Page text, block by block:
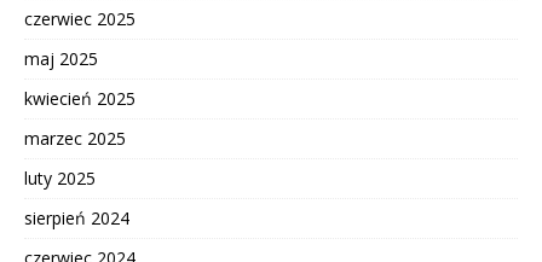
czerwiec 2025
maj 2025
kwiecień 2025
marzec 2025
luty 2025
sierpień 2024